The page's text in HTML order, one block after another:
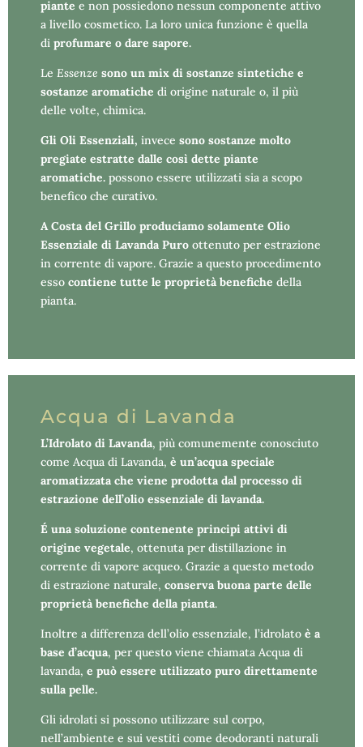
piante e non possiedono nessun componente attivo
a livello cosmetico. La loro unica funzione è quella
di profumare o dare sapore.
Le Essenze sono un mix di sostanze sintetiche e
sostanze aromatiche di origine naturale o, il più
delle volte, chimica.
Gli Oli Essenziali, invece sono sostanze molto
pregiate estratte dalle così dette piante
aromatiche. possono essere utilizzati sia a scopo
benefico che curativo.
A Costa del Grillo produciamo solamente Olio
Essenziale di Lavanda Puro ottenuto per estrazione
in corrente di vapore. Grazie a questo procedimento
esso contiene tutte le proprietà benefiche della
pianta.
Acqua di Lavanda
L’Idrolato di Lavanda, più comunemente conosciuto
come Acqua di Lavanda, è un’acqua speciale
aromatizzata che viene prodotta dal processo di
estrazione dell’olio essenziale di lavanda.
É una soluzione contenente principi attivi di
origine vegetale, ottenuta per distillazione in
corrente di vapore acqueo. Grazie a questo metodo
di estrazione naturale, conserva buona parte delle
proprietà benefiche della pianta.
Inoltre a differenza dell’olio essenziale, l’idrolato è a
base d’acqua, per questo viene chiamata Acqua di
lavanda, e può essere utilizzato puro direttamente
sulla pelle.
Gli idrolati si possono utilizzare sul corpo,
nell’ambiente e sui vestiti come deodoranti naturali